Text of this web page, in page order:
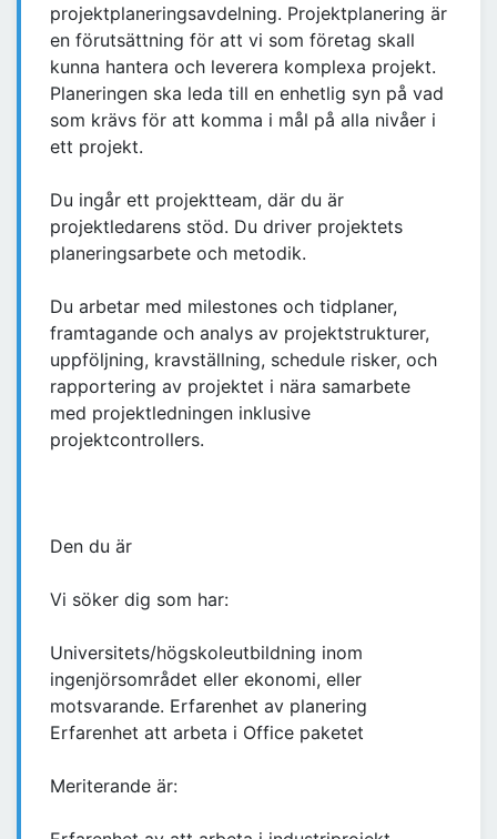
projektplaneringsavdelning. Projektplanering är
en förutsättning för att vi som företag skall
kunna hantera och leverera komplexa projekt.
Planeringen ska leda till en enhetlig syn på vad
som krävs för att komma i mål på alla nivåer i
ett projekt.
Du ingår ett projektteam, där du är
projektledarens stöd. Du driver projektets
planeringsarbete och metodik.
Du arbetar med milestones och tidplaner,
framtagande och analys av projektstrukturer,
uppföljning, kravställning, schedule risker, och
rapportering av projektet i nära samarbete
med projektledningen inklusive
projektcontrollers.
Den du är
Vi söker dig som har:
Universitets/högskoleutbildning inom
ingenjörsområdet eller ekonomi, eller
motsvarande. Erfarenhet av planering
Erfarenhet att arbeta i Office paketet
Meriterande är: